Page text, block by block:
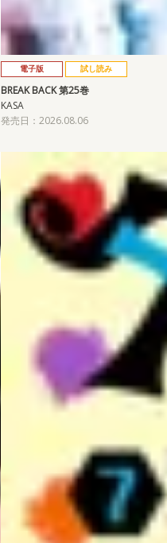
電子版 試し読み
BREAK BACK 第25巻
KASA
発売日：2026.08.06